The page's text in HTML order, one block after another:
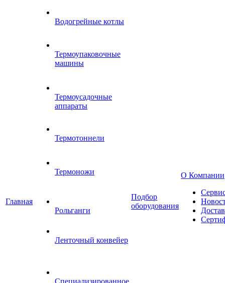
Главная
Водогрейные котлы
Термоупаковочные
машины
Термоусадочные
аппараты
Термотоннели
Термоножи
Рольганги
Ленточный конвейер
Специализированное
Подбор
оборудования
О Компании